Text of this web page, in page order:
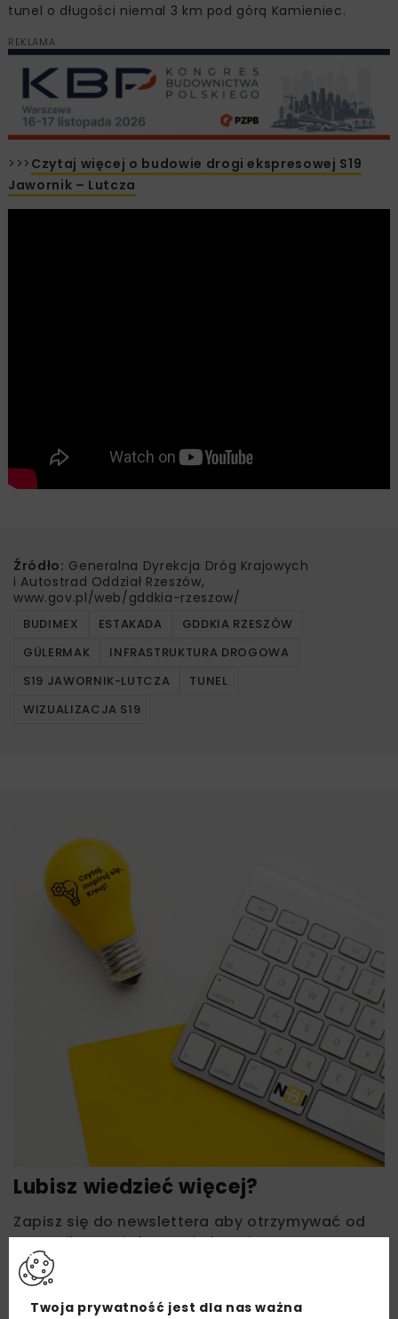
tunel o długości niemal 3 km pod górą Kamieniec.
REKLAMA
>>> Czytaj więcej o budowie drogi ekspresowej S19
Jawornik – Lutcza
Źródło: Generalna Dyrekcja Dróg Krajowych
i Autostrad Oddział Rzeszów,
www.gov.pl/web/gddkia-rzeszow/
BUDIMEX ESTAKADA
GDDKIA RZESZÓW
GÜLERMAK
INFRASTRUKTURA DROGOWA
S19 JAWORNIK-LUTCZA
TUNEL
WIZUALIZACJA S19
Lubisz wiedzieć więcej?
Zapisz się do newslettera aby otrzymywać od
nas najlepsze informacje branżowe,
zaproszenia na wydarzenia, atrakcyjne oferty i
dedykowane akcje specjalne.
Twoja prywatność jest dla nas ważna